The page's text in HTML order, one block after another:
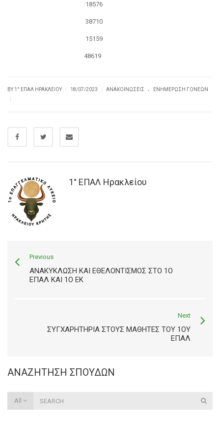
18576
38710
15159
48619
BY1° ΕΠΑΛ ΗΡΑΚΛΕΊΟΥ 18/07/2023 ΑΝΑΚΟΙΝΏΣΕΙΣ . ΕΝΗΜΈΡΩΣΗ ΓΟΝΈΩΝ
1° ΕΠΑΛ Ηρακλείου
Previous
ΑΝΑΚΎΚΛΩΣΗ ΚΑΙ ΕΘΕΛΟΝΤΙΣΜΌΣ ΣΤΟ 1Ο
ΕΠΑΛ ΚΑΙ 1Ο ΕΚ
Next
ΣΥΓΧΑΡΗΤΉΡΙΑ ΣΤΟΥΣ ΜΑΘΗΤΈΣ ΤΟΥ 1ΟΥ
ΕΠΑΛ
ΑΝΑΖΉΤΗΣΗ ΣΠΟΥΔΏΝ
All